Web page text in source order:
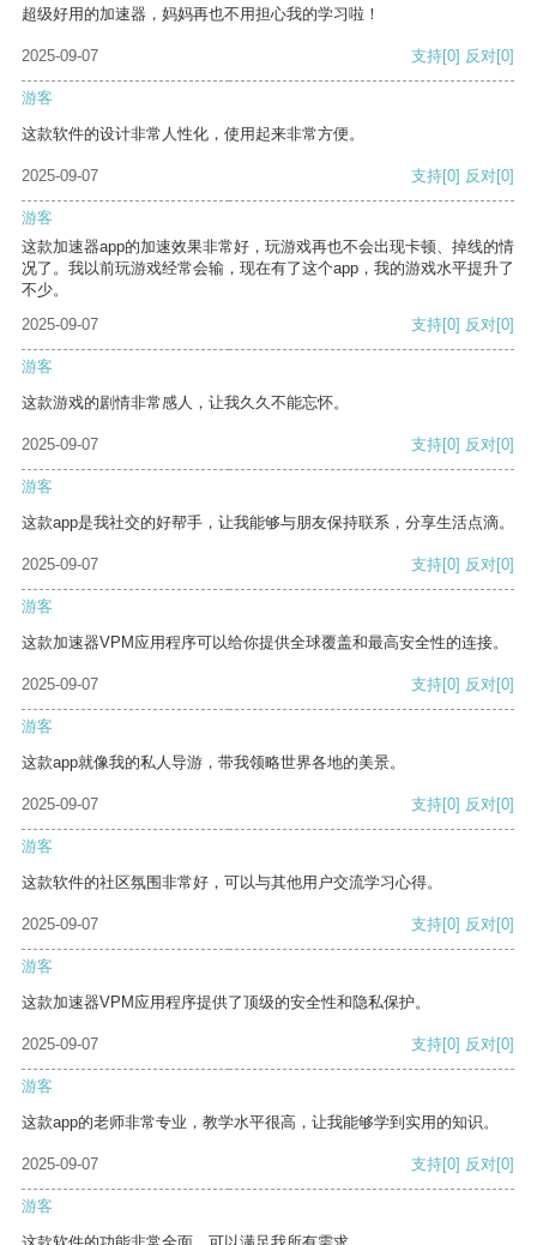
超级好用的加速器，妈妈再也不用担心我的学习啦！
2025-09-07 支持[0] 反对[0]
游客
这款软件的设计非常人性化，使用起来非常方便。
2025-09-07 支持[0] 反对[0]
游客
这款加速器app的加速效果非常好，玩游戏再也不会出现卡顿、掉线的情
况了。我以前玩游戏经常会输，现在有了这个app，我的游戏水平提升了
不少。
2025-09-07
支持[0] 反对[0]
游客
这款游戏的剧情非常感人，让我久久不能忘怀。
2025-09-07 支持[0] 反对[0]
游客
这款app是我社交的好帮手，让我能够与朋友保持联系，分享生活点滴。
2025-09-07 支持[0] 反对[0]
游客
这款加速器VPM应用程序可以给你提供全球覆盖和最高安全性的连接。
2025-09-07 支持[0] 反对[0]
游客
这款app就像我的私人导游，带我领略世界各地的美景。
2025-09-07 支持[0] 反对[0]
游客
这款软件的社区氛围非常好，可以与其他用户交流学习心得。
2025-09-07 支持[0] 反对[0]
游客
这款加速器VPM应用程序提供了顶级的安全性和隐私保护。
2025-09-07 支持[0] 反对[0]
游客
这款app的老师非常专业，教学水平很高，让我能够学到实用的知识。
2025-09-07 支持[0] 反对[0]
游客